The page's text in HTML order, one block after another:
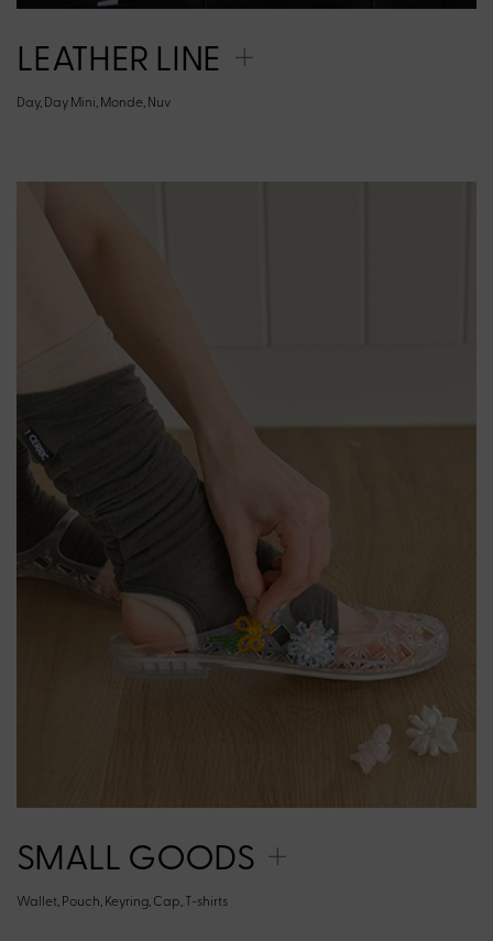
LEATHER LINE
Day, Day Mini, Monde, Nuv
SMALL GOODS
Wallet, Pouch, Keyring, Cap, T-shirts